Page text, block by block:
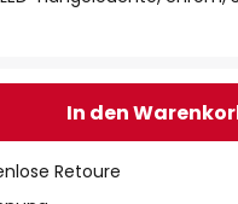
In den
Retoure